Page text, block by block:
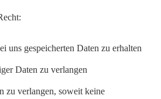
uns gespeicherten Daten zu erhalten
Daten zu verlangen
zu verlangen, soweit keine